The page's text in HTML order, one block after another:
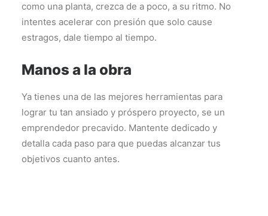
como una planta, crezca de a poco, a su ritmo. No
intentes acelerar con presión que solo cause
estragos, dale tiempo al tiempo.
Manos a la obra
Ya tienes una de las mejores herramientas para
lograr tu tan ansiado y próspero proyecto, se un
emprendedor precavido. Mantente dedicado y
detalla cada paso para que puedas alcanzar tus
objetivos cuanto antes.